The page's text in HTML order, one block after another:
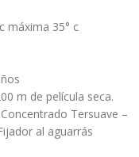
máxima 35° c
m de película seca.
Tersuave –
al aguarrás